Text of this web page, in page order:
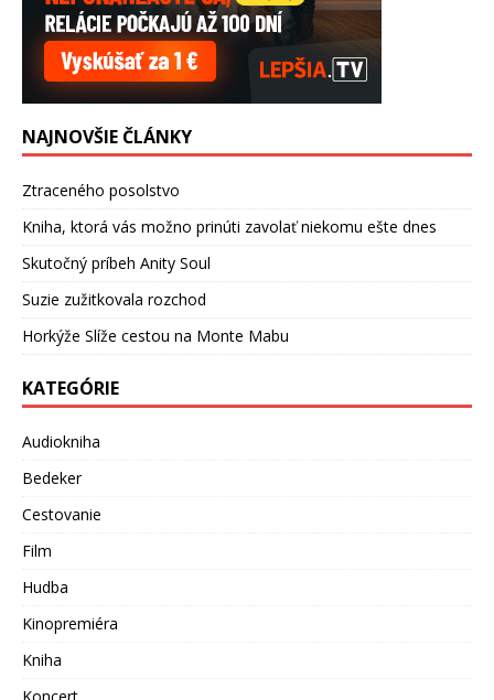
NAJNOVŠIE ČLÁNKY
Ztraceného posolstvo
Kniha, ktorá vás možno prinúti zavolať niekomu ešte dnes
Skutočný príbeh Anity Soul
Suzie zužitkovala rozchod
Horkýže Slíže cestou na Monte Mabu
KATEGÓRIE
Audiokniha
Bedeker
Cestovanie
Film
Hudba
Kinopremiéra
Kniha
Koncert